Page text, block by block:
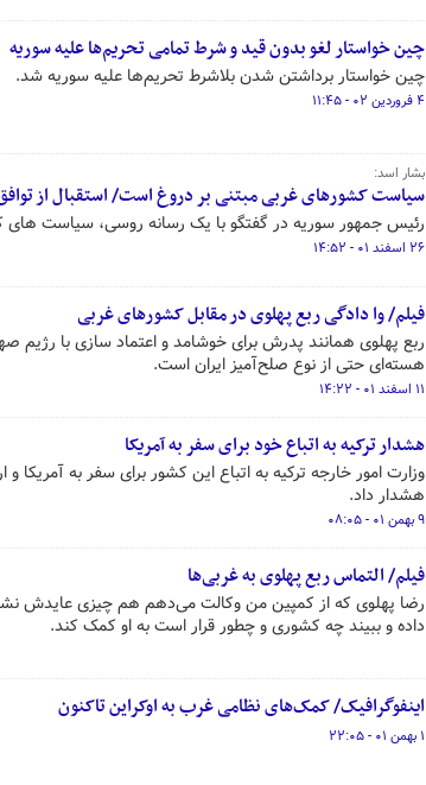
چین خواستار لغو بدون قید و شرط تمامی تحریم‌ها علیه سوریه
چین خواستار برداشتن شدن بلاشرط تحریم‌ها علیه سوریه شد.
۴ فروردین ۰۲ - ۱۱:۴۵
بشار اسد:
سیاست کشورهای غربی مبتنی بر دروغ است/ استقبال از
رئیس جمهور سوریه در گفتگو با یک رسانه روسی، سیاست های
۲۶ اسفند ۰۱ - ۱۴:۵۲
فیلم/ وا دادگی ربع پهلوی در مقابل کشورهای غربی
ربع پهلوی همانند پدرش برای خوشامد و اعتماد سازی با رژیم
هسته‌ای حتی از نوع صلح‌آمیز ایران است.
۱۱ اسفند ۰۱ - ۱۴:۲۲
هشدار ترکیه به اتباع خود برای سفر به آمریکا
وزارت امور خارجه ترکیه به اتباع این کشور برای سفر به آمریکا
هشدار داد.
۹ بهمن ۰۱ - ۰۸:۰۵
فیلم/ التماس ربع پهلوی به غربی‌ها
رضا پهلوی که از کمپین من وکالت می‌دهم هم چیزی عایدش نشد
داده و ببیند چه کشوری و چطور قرار است به او کمک کند.
اینفوگرافیک/ کمک‌های نظامی غرب به اوکراین تاکنون
۱ بهمن ۰۱ - ۲۲:۰۵